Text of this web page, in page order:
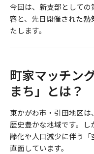
今回は、新支部として
容と、先日開催された
たします。
町家マッチン
まち」とは？
東かがわ市・引田地区
歴史豊かな地域です。
齢化や人口減少に伴う
直面しています。